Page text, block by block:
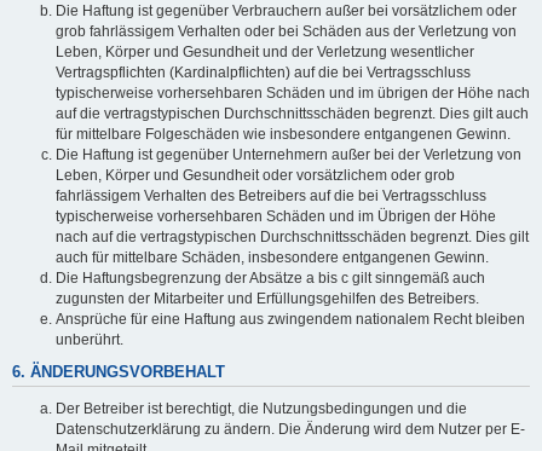
Die Haftung ist gegenüber Verbrauchern außer bei vorsätzlichem oder
grob fahrlässigem Verhalten oder bei Schäden aus der Verletzung von
Leben, Körper und Gesundheit und der Verletzung wesentlicher
Vertragspflichten (Kardinalpflichten) auf die bei Vertragsschluss
typischerweise vorhersehbaren Schäden und im übrigen der Höhe nach
auf die vertragstypischen Durchschnittsschäden begrenzt. Dies gilt auch
für mittelbare Folgeschäden wie insbesondere entgangenen Gewinn.
Die Haftung ist gegenüber Unternehmern außer bei der Verletzung von
Leben, Körper und Gesundheit oder vorsätzlichem oder grob
fahrlässigem Verhalten des Betreibers auf die bei Vertragsschluss
typischerweise vorhersehbaren Schäden und im Übrigen der Höhe
nach auf die vertragstypischen Durchschnittsschäden begrenzt. Dies gilt
auch für mittelbare Schäden, insbesondere entgangenen Gewinn.
Die Haftungsbegrenzung der Absätze a bis c gilt sinngemäß auch
zugunsten der Mitarbeiter und Erfüllungsgehilfen des Betreibers.
Ansprüche für eine Haftung aus zwingendem nationalem Recht bleiben
unberührt.
6. ÄNDERUNGSVORBEHALT
Der Betreiber ist berechtigt, die Nutzungsbedingungen und die
Datenschutzerklärung zu ändern. Die Änderung wird dem Nutzer per E-